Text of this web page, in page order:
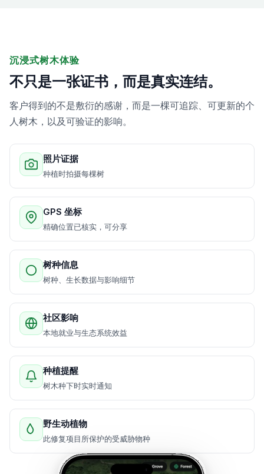
沉浸式树木体验
不只是一张证书，而是真实连结。
客户得到的不是敷衍的感谢，而是一棵可追踪、可更新的个
人树木，以及可验证的影响。
照片证据
种植时拍摄每棵树
GPS 坐标
精确位置已核实，可分享
树种信息
树种、生长数据与影响细节
社区影响
本地就业与生态系统效益
种植提醒
树木种下时实时通知
野生动植物
此修复项目所保护的受威胁物种